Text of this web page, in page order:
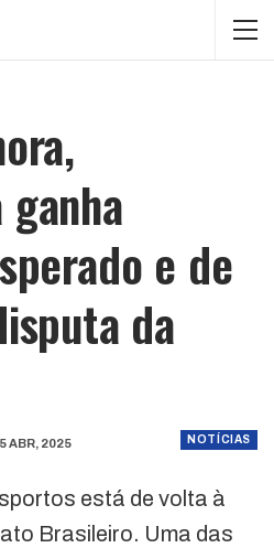
e de
da
NOTÍCIAS
ABR, 2025
está de volta à
Brasileiro. Uma das